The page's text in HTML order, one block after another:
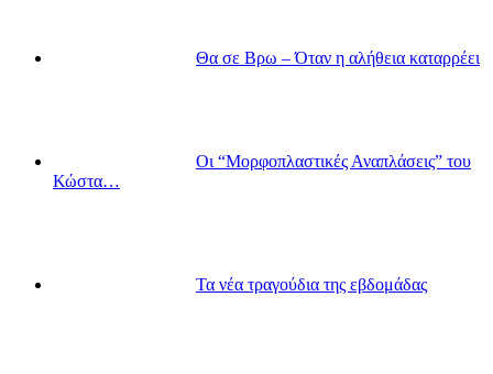
Θα σε Βρω – Όταν η αλήθεια καταρρέει
Οι “Μορφοπλαστικές Αναπλάσεις” του
Κώστα…
Τα νέα τραγούδια της εβδομάδας